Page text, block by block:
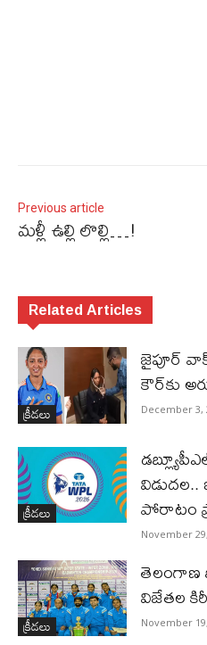
Previous article
మళ్లీ ఉల్లి లొల్లి…!
Related Articles
క్రీడలు
జైపూర్
కౌర్‌కు
December 3,
క్రీడలు పోరాటం
November
క్రీడలు
తెలంగాణ
విజేతల
November